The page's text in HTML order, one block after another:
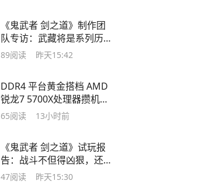
《鬼武者 剑之道》制作团
队专访：武藏将是系列历
史最出色的主角
89阅读 昨天15:42
DDR4 平台黄金搭档 AMD
锐龙7 5700X处理器攒机优
选
65阅读 13小时前
《鬼武者 剑之道》试玩报
告：战斗不但得凶狠，还
必须狡猾
47阅读 昨天15:30